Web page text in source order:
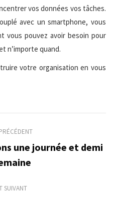
vos données vos tâches.
avec un smartphone, vous
vous pouvez avoir besoin pour
n’importe quand.
votre organisation en vous
Onglet
précédent
une journée et demi
SUIVANT